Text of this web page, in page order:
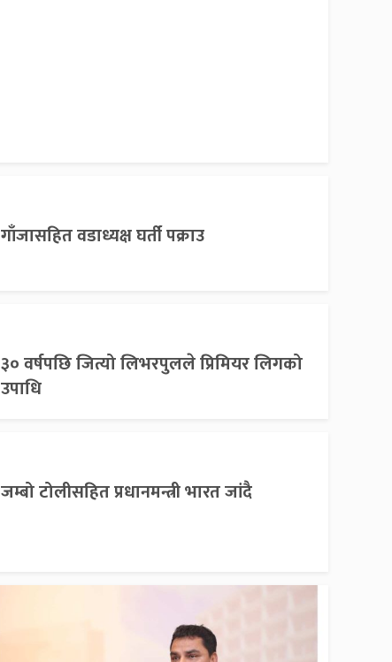
गाँजासहित वडाध्यक्ष घर्ती पक्राउ
३० वर्षपछि जित्यो लिभरपुलले प्रिमियर लिगको
उपाधि
जम्बो टोलीसहित प्रधानमन्त्री भारत जांदै